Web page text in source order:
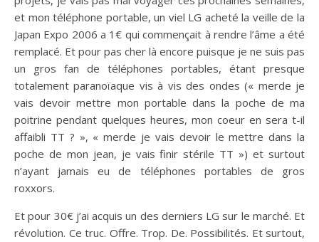
et mon téléphone portable, un viel LG acheté la veille de la
Japan Expo 2006 a 1€ qui commençait à rendre l’âme a été
remplacé. Et pour pas cher là encore puisque je ne suis pas
un gros fan de téléphones portables, étant presque
totalement paranoïaque vis à vis des ondes (« merde je
vais devoir mettre mon portable dans la poche de ma
poitrine pendant quelques heures, mon coeur en sera t-il
affaibli TT ? », « merde je vais devoir le mettre dans la
poche de mon jean, je vais finir stérile TT ») et surtout
n’ayant jamais eu de téléphones portables de gros
roxxors.
Et pour 30€ j’ai acquis un des derniers LG sur le marché. Et
révolution. Ce truc. Offre. Trop. De. Possibilités. Et surtout,